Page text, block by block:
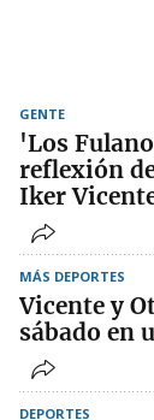
GENTE
'Los
reflexión
Iker
MÁS DEPORTES
Vicente y
sábado en
DEPORTES